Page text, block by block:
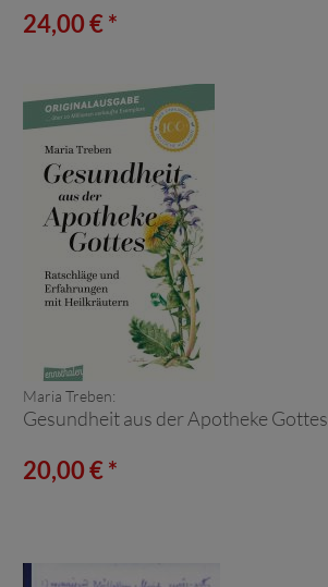
24,00 € *
Maria Treben:
Gesundheit aus der Apotheke Gottes
20,00 € *